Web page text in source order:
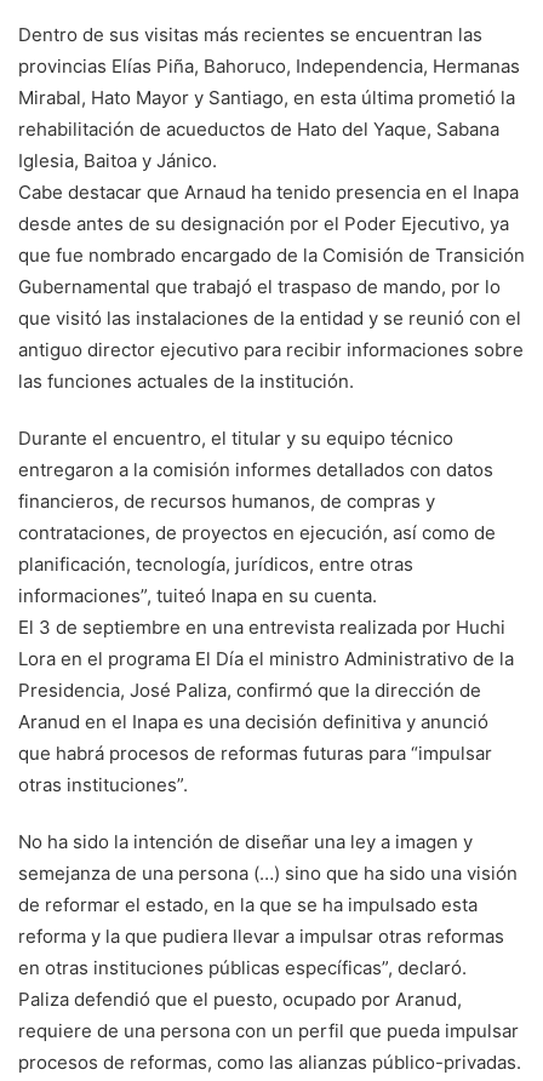
Dentro de sus visitas más recientes se encuentran las
provincias Elías Piña, Bahoruco, Independencia, Hermanas
Mirabal, Hato Mayor y Santiago, en esta última prometió la
rehabilitación de acueductos de Hato del Yaque, Sabana
Iglesia, Baitoa y Jánico.
Cabe destacar que Arnaud ha tenido presencia en el Inapa
desde antes de su designación por el Poder Ejecutivo, ya
que fue nombrado encargado de la Comisión de Transición
Gubernamental que trabajó el traspaso de mando, por lo
que visitó las instalaciones de la entidad y se reunió con el
antiguo director ejecutivo para recibir informaciones sobre
las funciones actuales de la institución.
Durante el encuentro, el titular y su equipo técnico
entregaron a la comisión informes detallados con datos
financieros, de recursos humanos, de compras y
contrataciones, de proyectos en ejecución, así como de
planificación, tecnología, jurídicos, entre otras
informaciones”, tuiteó Inapa en su cuenta.
El 3 de septiembre en una entrevista realizada por Huchi
Lora en el programa El Día el ministro Administrativo de la
Presidencia, José Paliza, confirmó que la dirección de
Aranud en el Inapa es una decisión definitiva y anunció
que habrá procesos de reformas futuras para “impulsar
otras instituciones”.
No ha sido la intención de diseñar una ley a imagen y
semejanza de una persona (…) sino que ha sido una visión
de reformar el estado, en la que se ha impulsado esta
reforma y la que pudiera llevar a impulsar otras reformas
en otras instituciones públicas específicas”, declaró.
Paliza defendió que el puesto, ocupado por Aranud,
requiere de una persona con un perfil que pueda impulsar
procesos de reformas, como las alianzas público-privadas.